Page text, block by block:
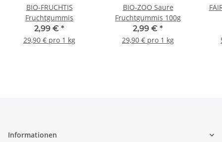
BIO-FRUCHTIS
Fruchtgummis
2,99 € *
29,90 € pro 1 kg
BIO-ZOO Saure
Fruchtgummis 100g
2,99 € *
29,90 € pro 1 kg
Informationen